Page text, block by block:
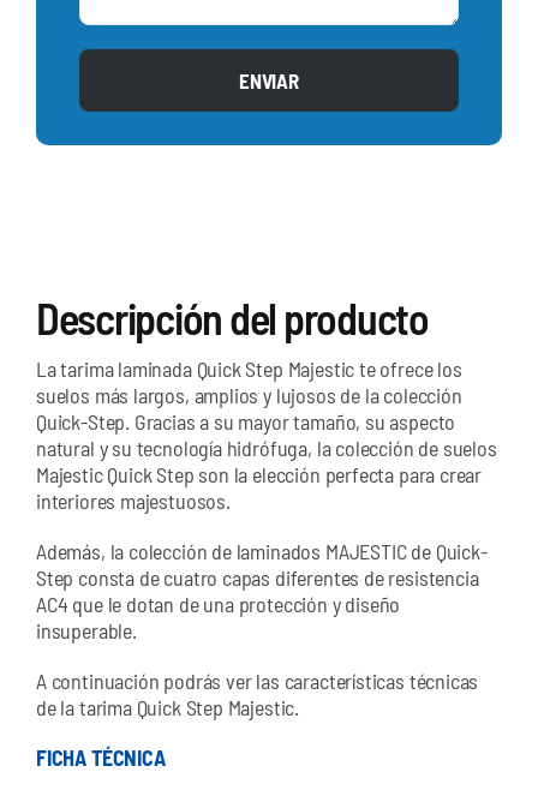
ENVIAR
Descripción del producto
La tarima laminada Quick Step Majestic te ofrece los
suelos más largos, amplios y lujosos de la colección
Quick-Step. Gracias a su mayor tamaño, su aspecto
natural y su tecnología hidrófuga, la colección de suelos
Majestic Quick Step son la elección perfecta para crear
interiores majestuosos.
Además, la colección de laminados MAJESTIC de Quick-
Step consta de cuatro capas diferentes de resistencia
AC4 que le dotan de una protección y diseño
insuperable.
A continuación podrás ver las características técnicas
de la tarima Quick Step Majestic.
FICHA TÉCNICA